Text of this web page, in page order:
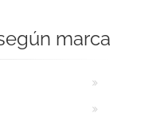
marca